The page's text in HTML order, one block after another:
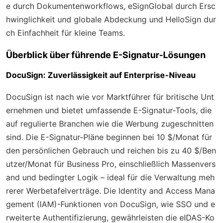
e durch Dokumentenworkflows, eSignGlobal durch Ersc
hwinglichkeit und globale Abdeckung und HelloSign dur
ch Einfachheit für kleine Teams.
Überblick über führende E-Signatur-Lösungen
DocuSign: Zuverlässigkeit auf Enterprise-Niveau
DocuSign ist nach wie vor Marktführer für britische Unt
ernehmen und bietet umfassende E-Signatur-Tools, die
auf regulierte Branchen wie die Werbung zugeschnitten
sind. Die E-Signatur-Pläne beginnen bei 10 $/Monat für
den persönlichen Gebrauch und reichen bis zu 40 $/Ben
utzer/Monat für Business Pro, einschließlich Massenvers
and und bedingter Logik – ideal für die Verwaltung meh
rerer Werbetafelverträge. Die Identity and Access Mana
gement (IAM)-Funktionen von DocuSign, wie SSO und e
rweiterte Authentifizierung, gewährleisten die eIDAS-Ko